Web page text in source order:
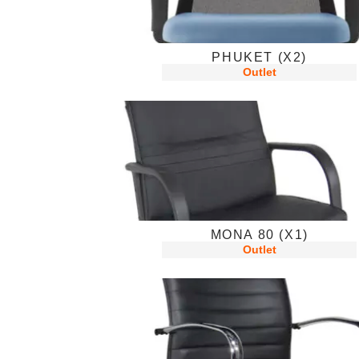
PHUKET (X2)
Outlet
MONA 80 (X1)
Outlet